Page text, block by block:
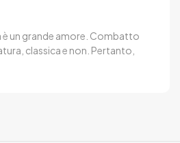
è un grande amore. Combatto
classica e non. Pertanto,